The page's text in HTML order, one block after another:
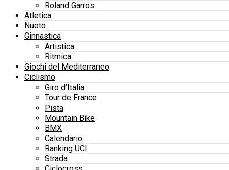
Roland Garros
Atletica
Nuoto
Ginnastica
Artistica
Ritmica
Giochi del Mediterraneo
Ciclismo
Giro d’Italia
Tour de France
Pista
Mountain Bike
BMX
Calendario
Ranking UCI
Strada